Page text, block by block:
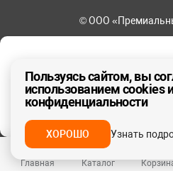
Главная Каталог
ДА, ВЕРНО
© ООО
Пользуясь сайтом, вы
использованием cookies
конфиденциальности
ХОРОШО Узнать